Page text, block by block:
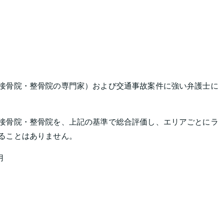
骨院・整骨院の専門家）および交通事故案件に強い弁護士
骨院・整骨院を、上記の基準で総合評価し、エリアごとに
とはありません。